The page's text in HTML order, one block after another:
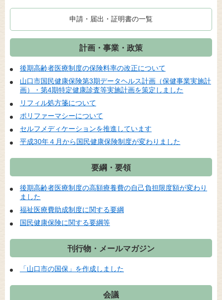
申請・届出・証明書の一覧
計画・事業・政策
後期高齢者医療制度の保険料率の改正について
山口市国民健康保険第3期データヘルス計画（保健事業実施計
画）・第4期特定健康診査等実施計画を策定しました
リフィル処方箋について
ポリファーマシーについて
セルフメディケーションを推進しています
平成30年４月から国民健康保険制度が変わりました
要綱・要領
後期高齢者医療制度の高額療養費の自己負担限度額が変わり
ました
福祉医療費助成制度に関する要綱
国民健康保険に関する要綱等
刊行物・メールマガジン
「山口市の国保」を作成しました
会議